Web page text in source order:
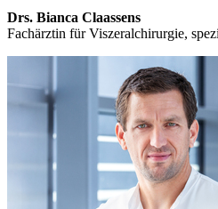
Drs. Bianca Claassens
Fachärztin für Viszeralchirurgie,